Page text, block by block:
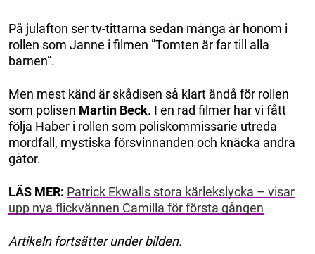
På julafton ser tv-tittarna sedan många år honom i
rollen som Janne i filmen ”Tomten är far till alla
barnen”.
Men mest känd är skådisen så klart ändå för rollen
som polisen Martin Beck. I en rad filmer har vi fått
följa Haber i rollen som poliskommissarie utreda
mordfall, mystiska försvinnanden och knäcka andra
gåtor.
LÄS MER: Patrick Ekwalls stora kärlekslycka – visar
upp nya flickvännen Camilla för första gången
Artikeln fortsätter under bilden.